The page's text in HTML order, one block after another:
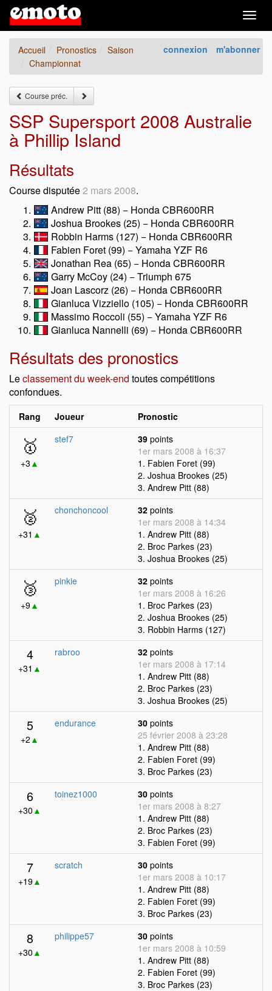
connexion m'abonner
Accueil Pronostics
Saison
Championnat
Course préc.
SSP Supersport 2008 Australie
à Phillip Island
Résultats
Course disputée2 mars 2008.
Andrew Pitt (88) − Honda CBR600RR
Joshua Brookes (25) − Honda CBR600RR
Robbin Harms (127) − Honda CBR600RR
Fabien Foret (99) − Yamaha YZF R6
Jonathan Rea (65) − Honda CBR600RR
Garry McCoy (24) − Triumph 675
Joan Lascorz (26) − Honda CBR600RR
Gianluca Vizziello (105) − Honda CBR600RR
Massimo Roccoli (55) − Yamaha YZF R6
Gianluca Nannelli (69) − Honda CBR600RR
Résultats des pronostics
Leclassement du week-end toutes compétitions
confondues.
Rang Joueur Pronostic
🥇
+3 ▲
stef7 39 points
1er mars 2008 à 16:37
1. Fabien Foret (99)
2. Joshua Brookes (25)
3. Andrew Pitt (88)
🥈
+31 ▲
chonchoncool 32 points
1er mars 2008 à 14:34
1. Andrew Pitt (88)
2. Broc Parkes (23)
3. Joshua Brookes (25)
🥉
+9▲
pinkie 32 points
1er mars 2008 à 16:26
1. Broc Parkes (23)
2. Joshua Brookes (25)
3. Robbin Harms (127)
4
+31 ▲
rabroo 32 points
1er mars 2008 à 17:14
1. Andrew Pitt (88)
2. Broc Parkes (23)
3. Joshua Brookes (25)
5
+2 ▲
endurance 30 points
25 février 2008 à 23:28
1. Andrew Pitt (88)
2. Fabien Foret (99)
3. Broc Parkes (23)
6
+30 ▲
toinez1000 30 points
1er mars 2008 à 8:27
1. Andrew Pitt (88)
2. Broc Parkes (23)
3. Fabien Foret (99)
7
+19▲
scratch 30 points
1er mars 2008 à 10:17
1. Andrew Pitt (88)
2. Fabien Foret (99)
3. Broc Parkes (23)
8
+30 ▲
philippe57 30 points
1er mars 2008 à 10:59
1. Andrew Pitt (88)
2. Fabien Foret (99)
3. Broc Parkes (23)